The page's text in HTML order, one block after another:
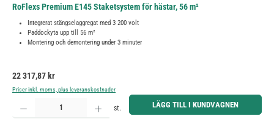
RoFlexs Premium E145 Staketsystem för hästar, 56 m²
Integrerat stängselaggregat med 3 200 volt
Paddockyta upp till 56 m²
Montering och demontering under 3 minuter
Ordinarie pris:
22 317,87 kr
Priser inkl. moms, plus leveranskostnader
Produktkvantitet: Ange önskat belopp eller använd knapparna för att öka eller minska kvantiteten.
st. LÄGG TILL I KUNDVAGNEN